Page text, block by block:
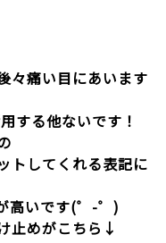
々痛い目にあいます
する他ないです！
トしてくれる表記に
高いです(゜-゜)
止めがこちら↓